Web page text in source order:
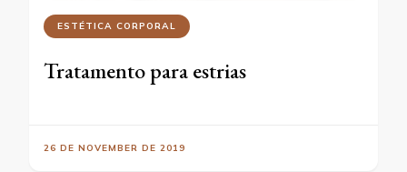
ESTÉTICA CORPORAL
Tratamento para estrias
26 DE NOVEMBER DE 2019